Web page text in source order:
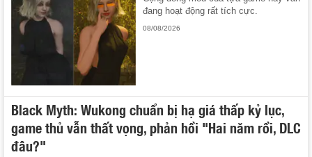
đang hoạt động rất tích cực.
08/08/2026
Black Myth: Wukong chuẩn bị hạ giá thấp kỷ lục,
game thủ vẫn thất vọng, phản hồi "Hai năm rồi, DLC
đâu?"